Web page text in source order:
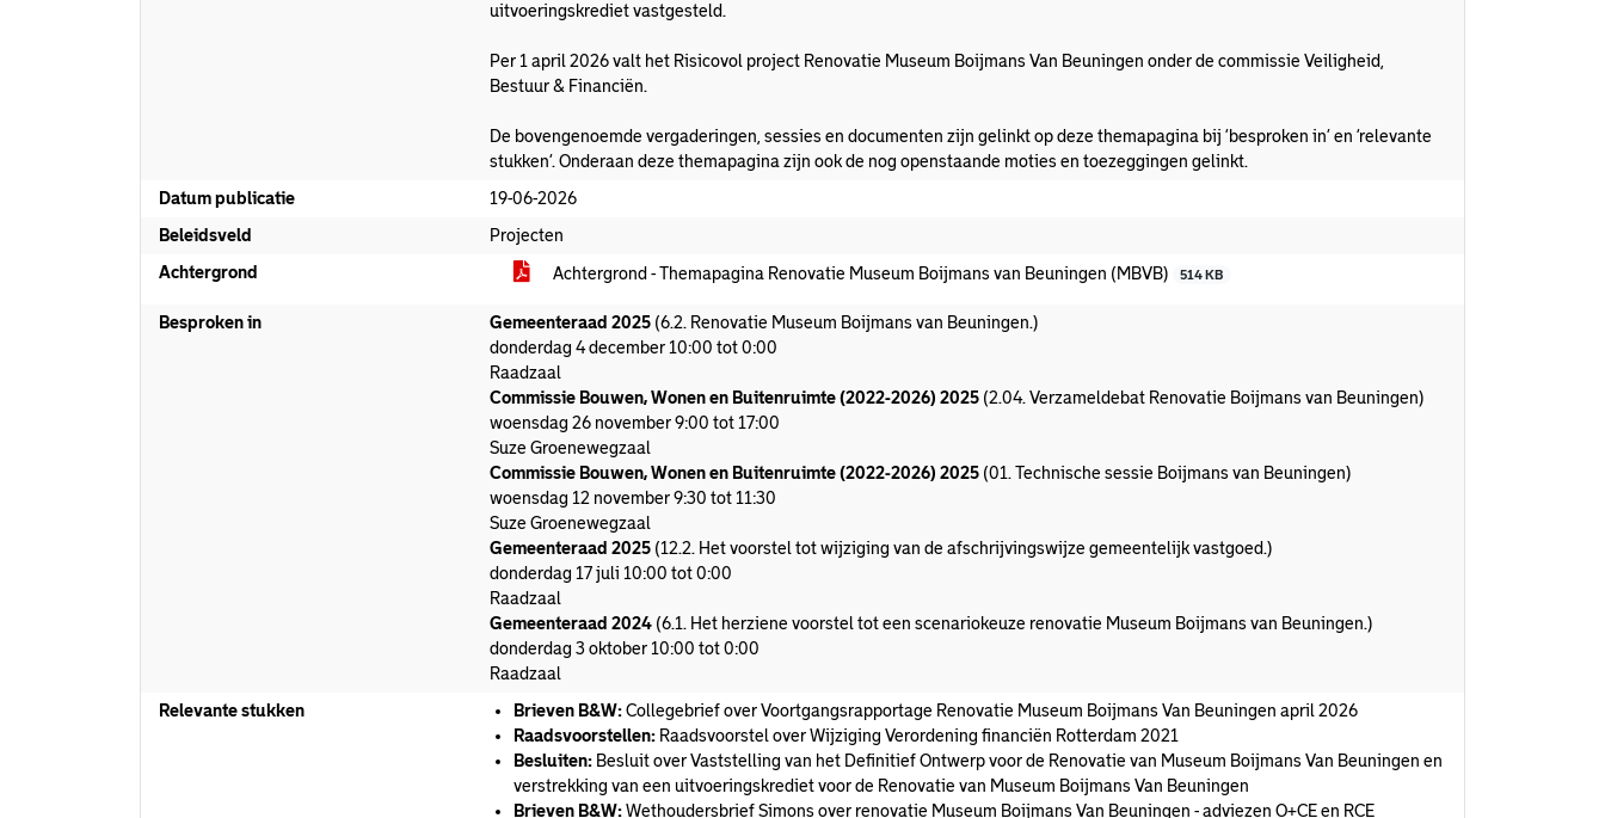
uitvoeringskrediet vastgesteld.
Per 1 april 2026 valt het Risicovol project Renovatie Museum Boijmans Van Beuningen onder de commissie Veiligheid,
Bestuur & Financiën.
De bovengenoemde vergaderingen, sessies en documenten zijn gelinkt op deze themapagina bij ‘besproken in’ en ‘relevante
stukken’. Onderaan deze themapagina zijn ook de nog openstaande moties en toezeggingen gelinkt.
Datum publicatie
19-06-2026
Beleidsveld
Projecten
Achtergrond
Achtergrond - Themapagina Renovatie Museum Boijmans van Beuningen (MBVB) 514 KB
Besproken in Gemeenteraad 2025 (6.2. Renovatie Museum Boijmans van Beuningen.)
donderdag 4 december 10:00 tot 0:00
Raadzaal
Commissie Bouwen, Wonen en Buitenruimte (2022-2026) 2025 (2.04. Verzameldebat Renovatie Boijmans van Beuningen)
woensdag 26 november 9:00 tot 17:00
Suze Groenewegzaal
Commissie Bouwen, Wonen en Buitenruimte (2022-2026) 2025 (01. Technische sessie Boijmans van Beuningen)
woensdag 12 november 9:30 tot 11:30
Suze Groenewegzaal
Gemeenteraad 2025 (12.2. Het voorstel tot wijziging van de afschrijvingswijze gemeentelijk vastgoed.)
donderdag 17 juli 10:00 tot 0:00
Raadzaal
Gemeenteraad 2024 (6.1. Het herziene voorstel tot een scenariokeuze renovatie Museum Boijmans van Beuningen.)
donderdag 3 oktober 10:00 tot 0:00
Raadzaal
Relevante stukken
Brieven B&W:Collegebrief over Voortgangsrapportage Renovatie Museum Boijmans Van Beuningen april 2026
Raadsvoorstellen: Raadsvoorstel over Wijziging Verordening financiën Rotterdam 2021
Besluiten: Besluit over Vaststelling van het Definitief Ontwerp voor de Renovatie van Museum Boijmans Van Beuningen en
verstrekking van een uitvoeringskrediet voor de Renovatie van Museum Boijmans Van Beuningen
Brieven B&W:Wethoudersbrief Simons over renovatie Museum Boijmans Van Beuningen - adviezen O+CE en RCE